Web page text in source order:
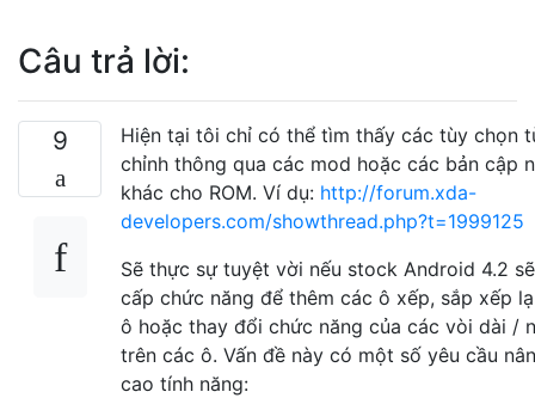
Câu trả lời:
9
Hiện tại tôi chỉ có thể tìm thấy các tùy chọn
chỉnh thông qua các mod hoặc các bản cập
khác cho ROM. Ví dụ: http://forum.xda-
developers.com/showthread.php?t=1999125
Sẽ thực sự tuyệt vời nếu stock Android 4.2
cấp chức năng để thêm các ô xếp, sắp xếp
ô hoặc thay đổi chức năng của các vòi dài /
trên các ô. Vấn đề này có một số yêu cầu
cao tính năng: